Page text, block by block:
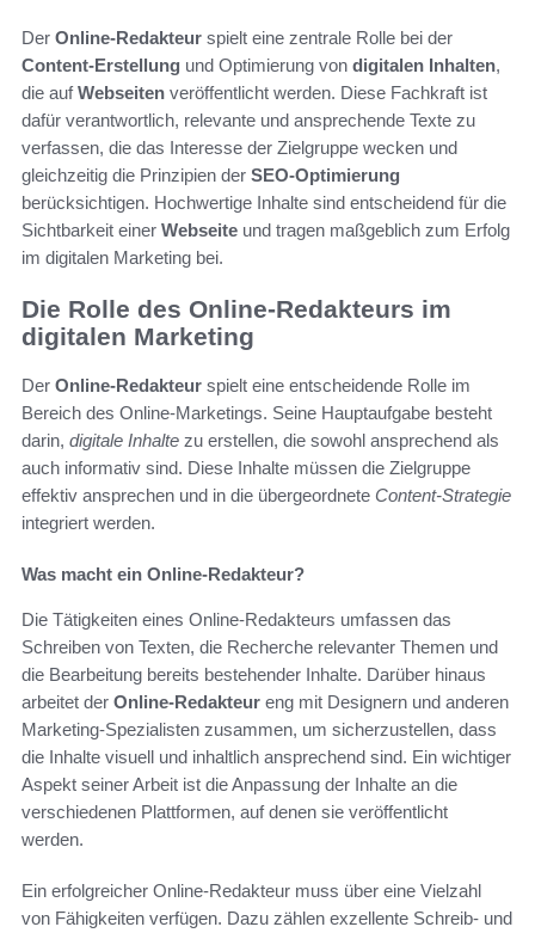
Der Online-Redakteur spielt eine zentrale Rolle bei der
Content-Erstellung und Optimierung von digitalen Inhalten,
die aufWebseiten veröffentlicht werden. Diese Fachkraft ist
dafür verantwortlich, relevante und ansprechende Texte zu
verfassen, die das Interesse der Zielgruppe wecken und
gleichzeitig die Prinzipien der SEO-Optimierung
berücksichtigen. Hochwertige Inhalte sind entscheidend für die
Sichtbarkeit einer Webseite und tragen maßgeblich zum Erfolg
im digitalen Marketing bei.
Die Rolle des Online-Redakteurs im
digitalen Marketing
Der Online-Redakteur spielt eine entscheidende Rolle im
Bereich des Online-Marketings. Seine Hauptaufgabe besteht
darin, digitale Inhalte zu erstellen, die sowohl ansprechend als
auch informativ sind. Diese Inhalte müssen die Zielgruppe
effektiv ansprechen und in die übergeordnete Content-Strategie
integriert werden.
Was macht ein Online-Redakteur?
Die Tätigkeiten eines Online-Redakteurs umfassen das
Schreiben von Texten, die Recherche relevanter Themen und
die Bearbeitung bereits bestehender Inhalte. Darüber hinaus
arbeitet der Online-Redakteur eng mit Designern und anderen
Marketing-Spezialisten zusammen, um sicherzustellen, dass
die Inhalte visuell und inhaltlich ansprechend sind. Ein wichtiger
Aspekt seiner Arbeit ist die Anpassung der Inhalte an die
verschiedenen Plattformen, auf denen sie veröffentlicht
werden.
Ein erfolgreicher Online-Redakteur muss über eine Vielzahl
von Fähigkeiten verfügen. Dazu zählen exzellente Schreib- und